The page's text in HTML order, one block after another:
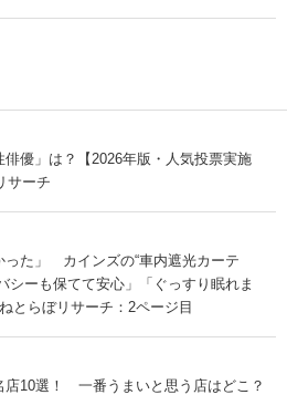
優」は？【2026年版・人気投票実施
サーチ
った」 カインズの“車内遮光カーテ
ーも保てて安心」「ぐっすり眠れま
とらぼリサーチ：2ページ目
店10選！ 一番うまいと思う店はどこ？